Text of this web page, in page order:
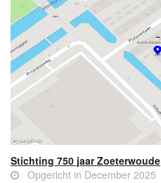
Stichting 750 jaar Zoeterwoude
Opgericht in December 2025